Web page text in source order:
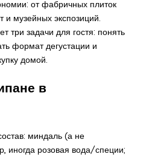
от фабричных плиток
музейных экспозиций.
три задачи для гостя: понять
формат дегустации и
домой.
в
миндаль (а не
иногда розовая вода/специи;